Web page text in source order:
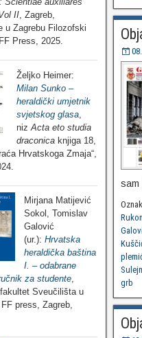
sam
grb
II, Zagreb,
u Zagrebu Filozofski
Press, 2025.
Željko Heimer:
Milan Sunko –
heraldički umjetnik
svjetskog glasa
niz Acta eto studia
draconica knjiga 18,
Hrvatskoga Zmaja“,
Mirjana Matijević
Sokol, Tomislav
Galović
(ur.): Hrvatska
heraldička baština
I. – odabrane
za studente,
Sveučilišta u
press, Zagreb,